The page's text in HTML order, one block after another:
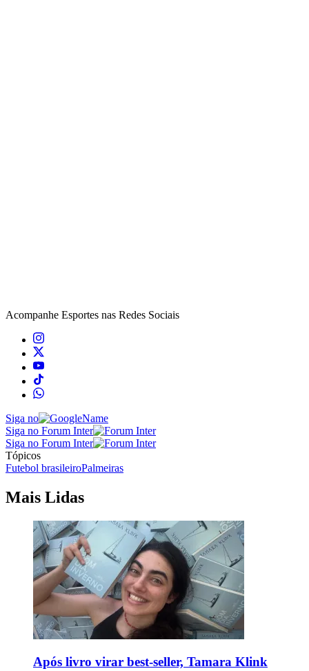
Acompanhe Esportes nas Redes Sociais
Siga no
Siga no Forum Inter
Siga no Forum Inter
Tópicos
Futebol brasileiroPalmeiras
Mais Lidas
Após livro virar best-seller, Tamara Klink